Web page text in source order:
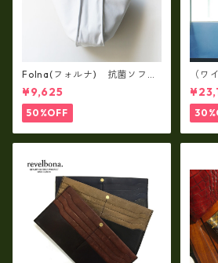
Folna(フォルナ) 抗菌ソフト
スムースレザー トートバッグ
¥9,625
50%OFF
（ワ
製品
グ（
納）